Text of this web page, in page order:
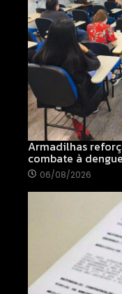
Armadilhas
combate à
06/08/2026